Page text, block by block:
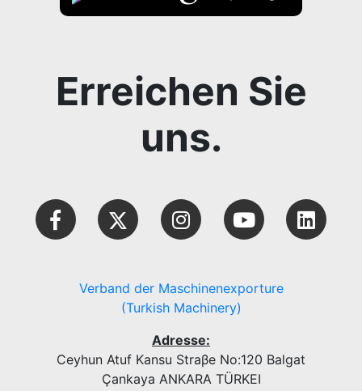
Erreichen Sie
uns.
Verband der Maschinenexporture
(Turkish Machinery)
Adresse:
Ceyhun Atuf Kansu Straβe No:120 Balgat
Çankaya ANKARA TÜRKEI